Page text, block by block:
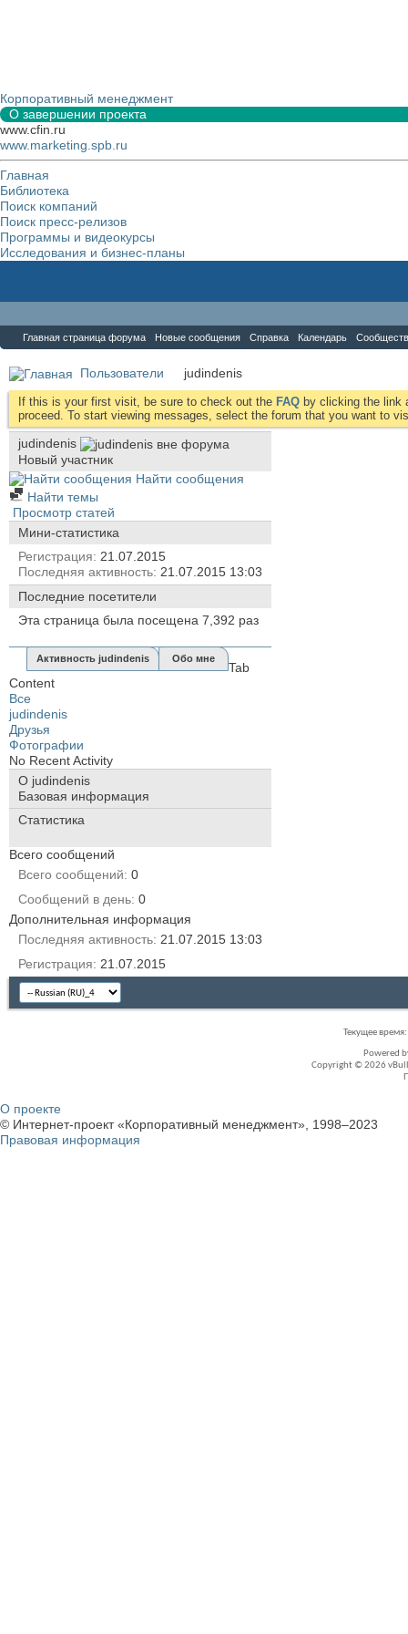
Корпоративный менеджмент
О завершении проекта
www.cfin.ru
www.marketing.spb.ru
Главная
Библиотека
Поиск компаний
Поиск пресс-релизов
Программы и видеокурсы
Исследования и бизнес-планы
Главная страница форума Новые сообщения Справка Календарь
Пользователи judindenis
If this is your first visit, be sure to check out the FAQ by clicking the link
proceed. To start viewing messages, select the forum that you want to
judindenis
Новый участник
Найти сообщения
Найти темы
Просмотр статей
Мини-статистика
Регистрация
21.07.2015
Последняя активность 21.07.2015 13:03
Последние посетители
Эта страница была посещена 7,392 раз
Активность judindenis Обо мне
Tab
Content
Все
judindenis
Друзья
Фотографии
No Recent Activity
О judindenis
Базовая информация
Статистика
Всего сообщений
Всего сообщений 0
Сообщений в день 0
Дополнительная информация
Последняя активность 21.07.2015 13:03
Регистрация
21.07.2015
Текущее время:
Powered
Copyright © 2026
О проекте
© Интернет-проект «Корпоративный менеджмент», 1998–2023
Правовая информация